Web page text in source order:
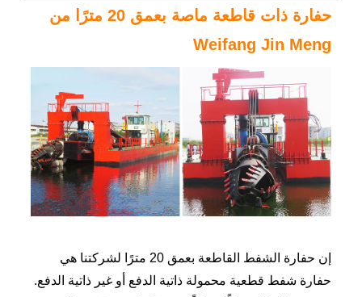
حفارة ذات قاطعة ماصة بعمق 20 مترًا من
Weifang Jin Meng
إن حفارة الشفط القاطعة بعمق 20 مترًا لشركتنا هي
حفارة شفط قطعية محمولة ذاتية الدفع أو غير ذاتية الدفع.